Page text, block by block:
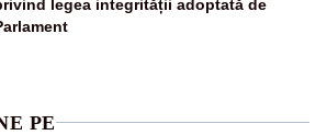
legea integrității adoptată de
PE